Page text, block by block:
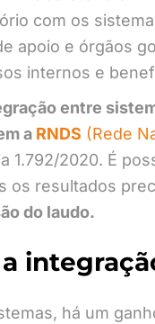
com os
apoio e órgãos
internos e
entre
a RNDS (Rede
1.792/2020. É
os resultados
do laudo.
há um